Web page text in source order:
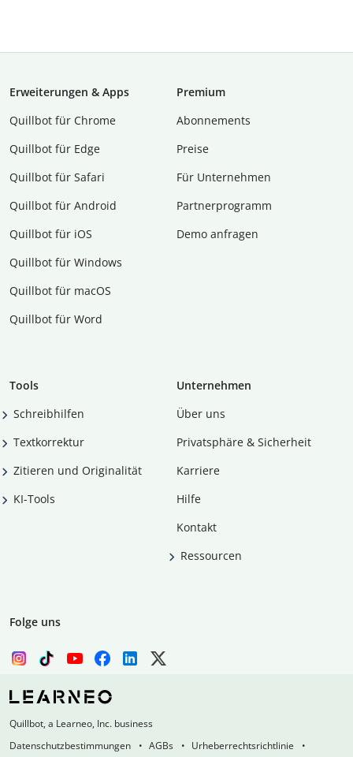
Erweiterungen & Apps
Quillbot für Chrome
Quillbot für Edge
Quillbot für Safari
Quillbot für Android
Quillbot für iOS
Quillbot für Windows
Quillbot für macOS
Quillbot für Word
Premium
Abon­ne­ments
Preise
Für Unternehmen
Partnerprogramm
Demo anfragen
Tools
Schreibhilfen
Textkorrektur
Zitieren und Originalität
KI-Tools
Unternehmen
Über uns
Privatsphäre & Sicherheit
Karriere
Hilfe
Kontakt
Ressourcen
Folge uns
Quillbot, a Learneo, Inc. business
Datenschutzbestimmungen
AGBs
Urheberrechtsrichtlinie